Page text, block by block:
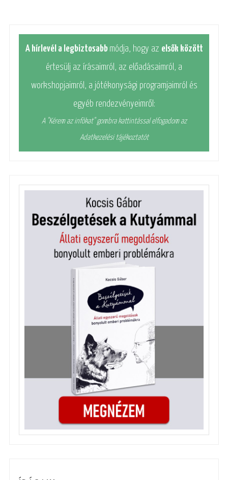
A hírlevél a legbiztosabb módja, hogy az elsők között
értesülj az írásaimról, az előadásaimról, a
workshopjaimról, a jótékonysági programjaimról és
egyéb rendezvényeimről:
A "Kérem az infókat" gombra kattintással elfogadom az
Adatkezelési tájékoztatót